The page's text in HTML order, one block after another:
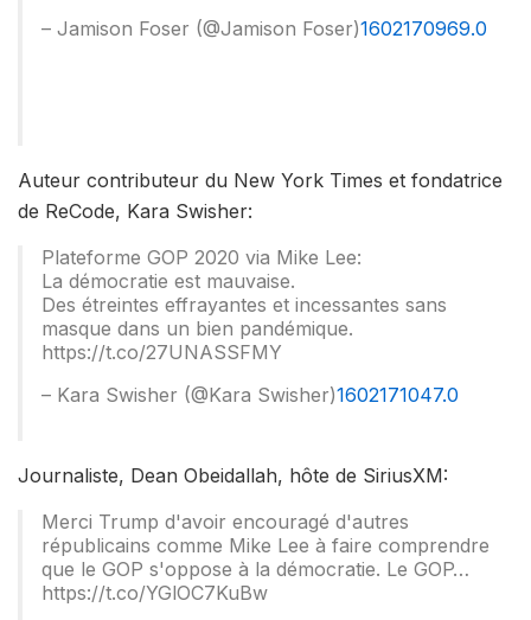
– Jamison Foser (@Jamison Foser)1602170969.0
Auteur contributeur du New York Times et fondatrice
de ReCode, Kara Swisher:
Plateforme GOP 2020 via Mike Lee:
La démocratie est mauvaise.
Des étreintes effrayantes et incessantes sans
masque dans un bien pandémique.
https://t.co/27UNASSFMY
– Kara Swisher (@Kara Swisher)1602171047.0
Journaliste, Dean Obeidallah, hôte de SiriusXM:
Merci Trump d'avoir encouragé d'autres
républicains comme Mike Lee à faire comprendre
que le GOP s'oppose à la démocratie. Le GOP…
https://t.co/YGlOC7KuBw